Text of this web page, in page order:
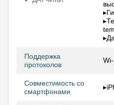
Поддержка
протоколов
Совместимость со
смартфонами